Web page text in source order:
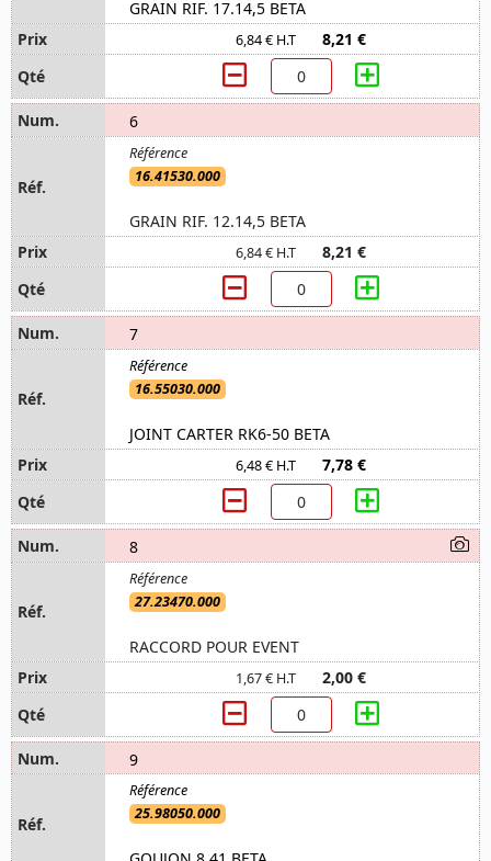
GRAIN RIF. 17.14,5 BETA
6,84 € H.T 8,21 €
6
16.41530.000
GRAIN RIF. 12.14,5 BETA
6,84 € H.T 8,21 €
7
16.55030.000
JOINT CARTER RK6-50 BETA
6,48 € H.T 7,78 €
8
27.23470.000
RACCORD POUR EVENT
1,67 € H.T 2,00 €
9
25.98050.000